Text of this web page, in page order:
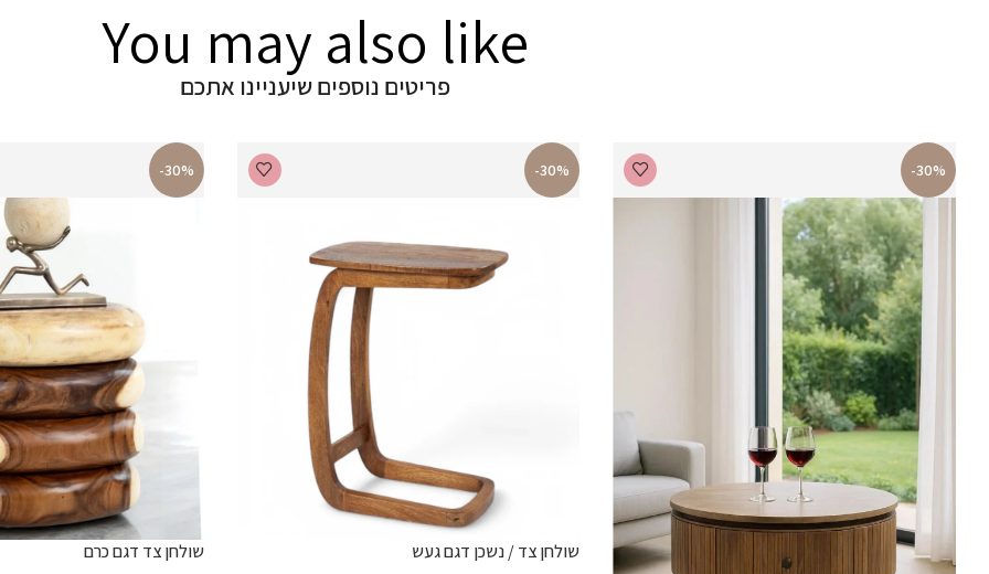
You may also like
פריטים נוספים שיעניינו אתכם
-30%
-30%
שולחן צד / נשכן דגם געש
-30%
שולחן צד דגם כרם